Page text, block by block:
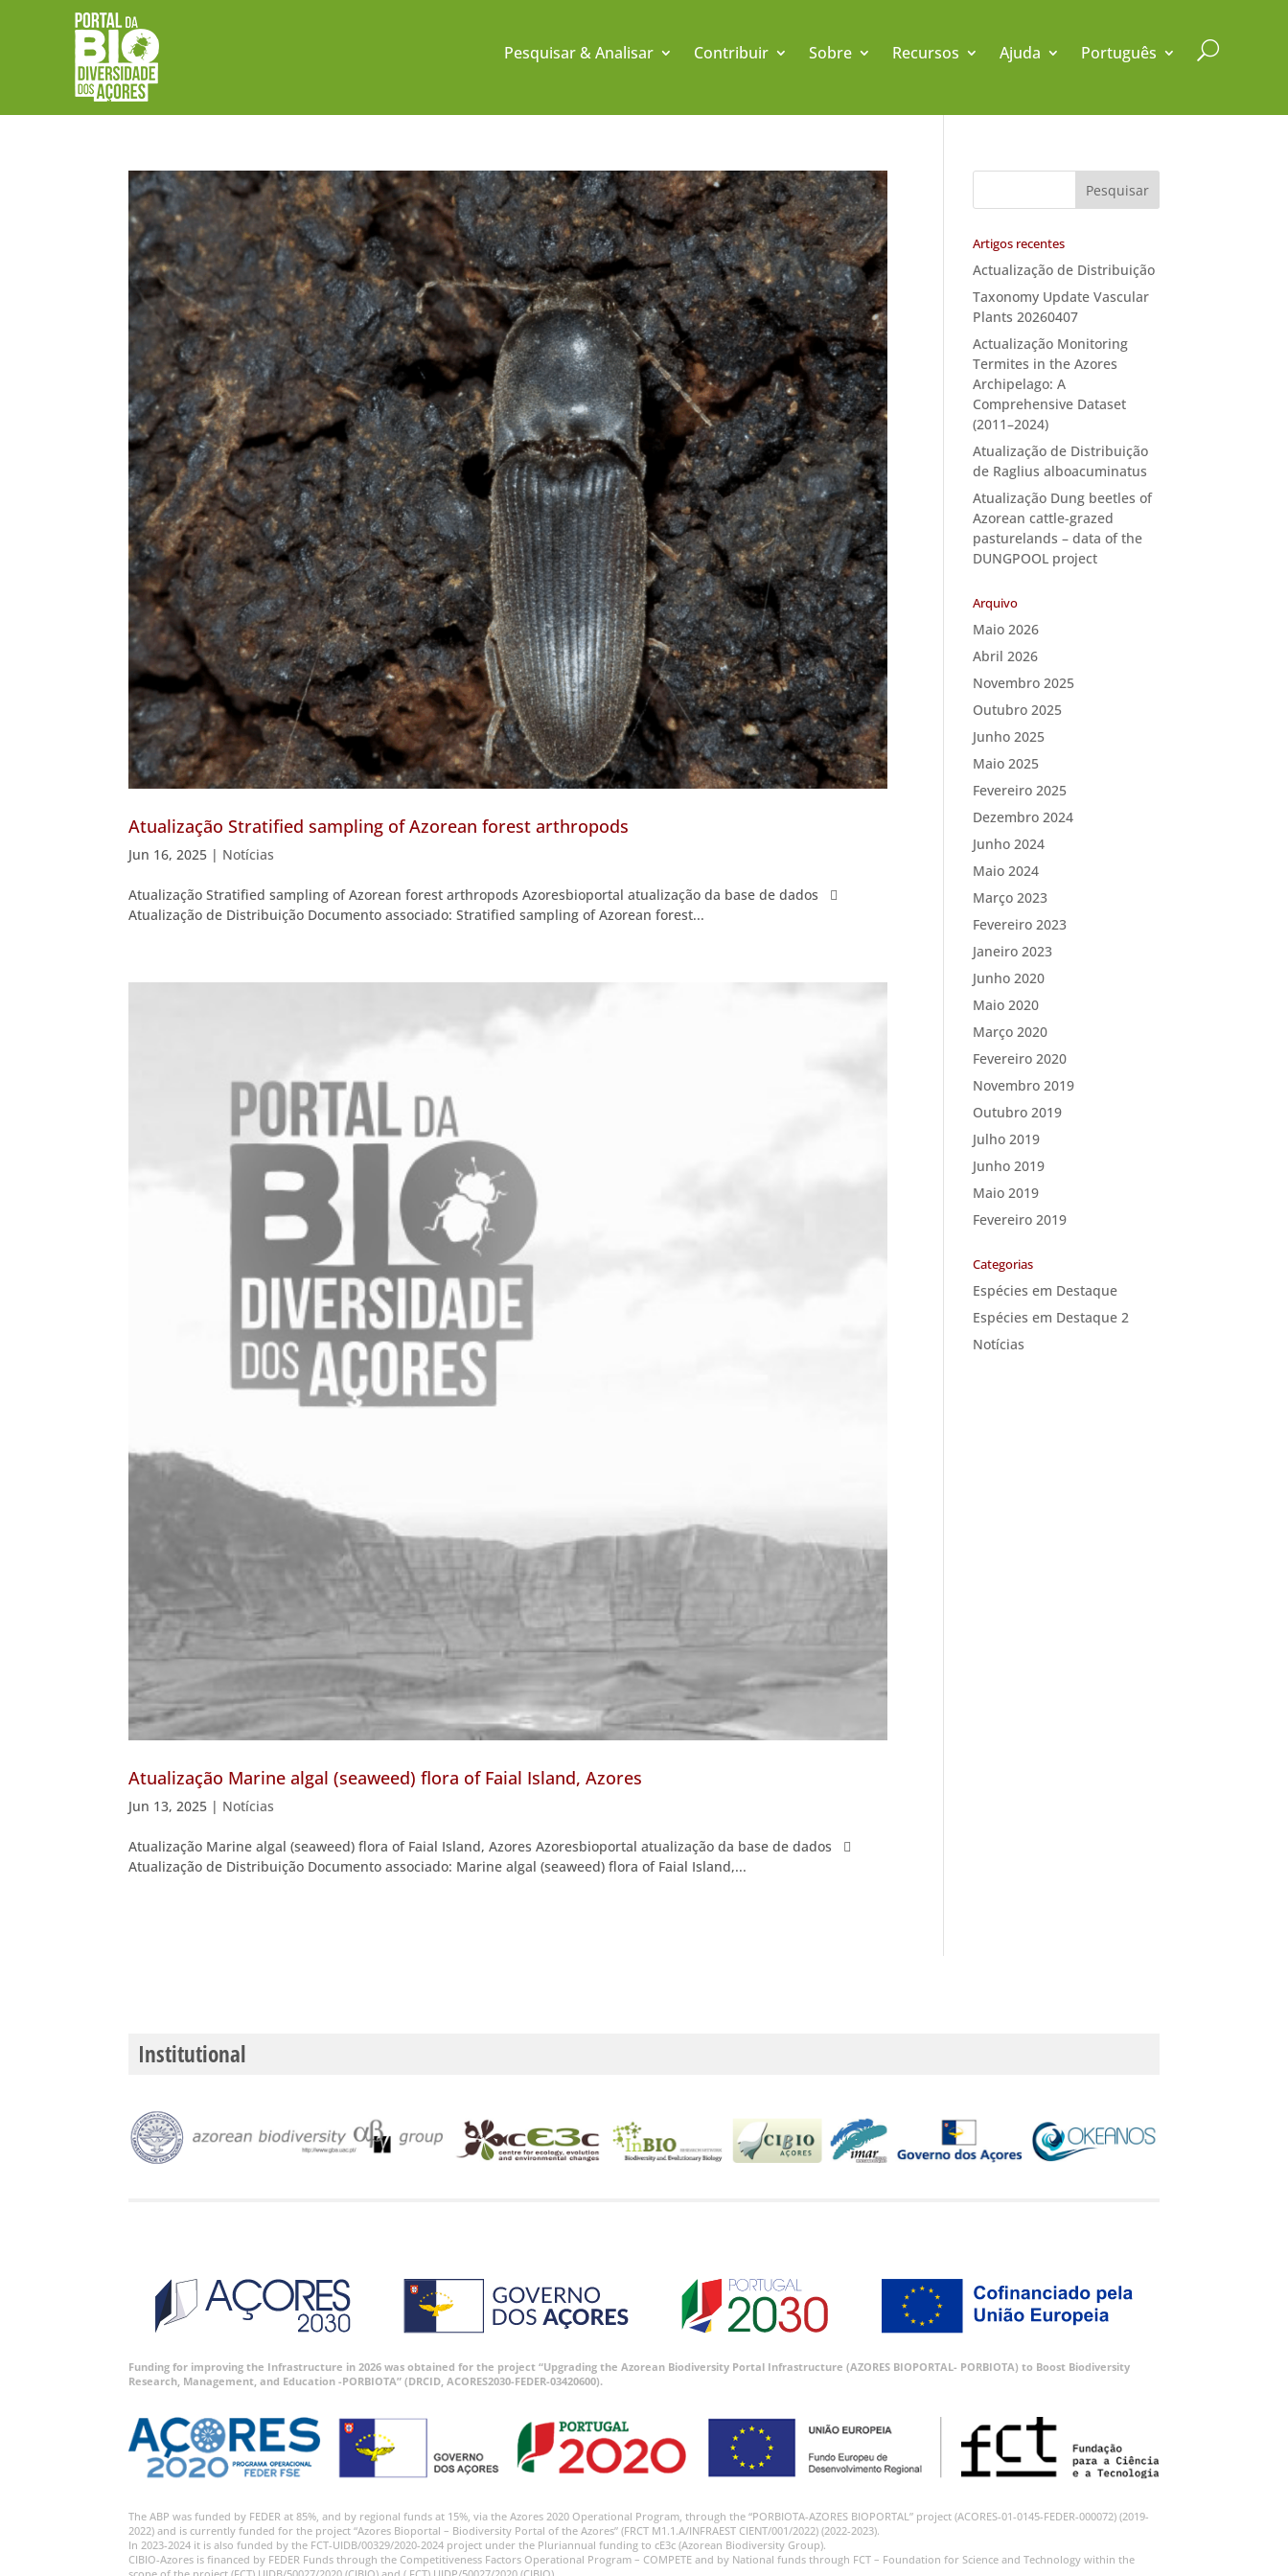
Pesquisar & Analisar Contribuir Sobre Recursos Ajuda Português U
Atualização Stratified sampling of Azorean forest arthropods
Jun 16, 2025 | Notícias
Atualização Stratified sampling of Azorean forest arthropods Azoresbioportal atualização da base de dados 
Atualização de Distribuição Documento associado: Stratified sampling of Azorean forest...
Atualização Marine algal (seaweed) flora of Faial Island, Azores
Jun 13, 2025 | Notícias
Atualização Marine algal (seaweed) flora of Faial Island, Azores Azoresbioportal atualização da base de dados 
Atualização de Distribuição Documento associado: Marine algal (seaweed) flora of Faial Island,...
Artigos recentes
Actualização de Distribuição
Taxonomy Update Vascular
Plants 20260407
Actualização Monitoring
Termites in the Azores
Archipelago: A
Comprehensive Dataset
(2011–2024)
Atualização de Distribuição
de Raglius alboacuminatus
Atualização Dung beetles of
Azorean cattle-grazed
pasturelands – data of the
DUNGPOOL project
Arquivo
Maio 2026
Abril 2026
Novembro 2025
Outubro 2025
Junho 2025
Maio 2025
Fevereiro 2025
Dezembro 2024
Junho 2024
Maio 2024
Março 2023
Fevereiro 2023
Janeiro 2023
Junho 2020
Maio 2020
Março 2020
Fevereiro 2020
Novembro 2019
Outubro 2019
Julho 2019
Junho 2019
Maio 2019
Fevereiro 2019
Categorias
Espécies em Destaque
Espécies em Destaque 2
Notícias
Institutional
Funding for improving the Infrastructure in 2026 was obtained for the project “Upgrading the Azorean Biodiversity Portal Infrastructure (AZORES BIOPORTAL- PORBIOTA) to Boost Biodiversity
Research, Management, and Education -PORBIOTA” (DRCID, ACORES2030-FEDER-03420600).
The ABP was funded by FEDER at 85%, and by regional funds at 15%, via the Azores 2020 Operational Program, through the “PORBIOTA-AZORES BIOPORTAL” project (ACORES-01-0145-FEDER-000072) (2019-
2022) and is currently funded for the project “Azores Bioportal – Biodiversity Portal of the Azores” (FRCT M1.1.A/INFRAEST CIENT/001/2022) (2022-2023).
In 2023-2024 it is also funded by the FCT-UIDB/00329/2020-2024 project under the Pluriannual funding to cE3c (Azorean Biodiversity Group).
CIBIO-Azores is financed by FEDER Funds through the Competitiveness Factors Operational Program – COMPETE and by National funds through FCT – Foundation for Science and Technology within the